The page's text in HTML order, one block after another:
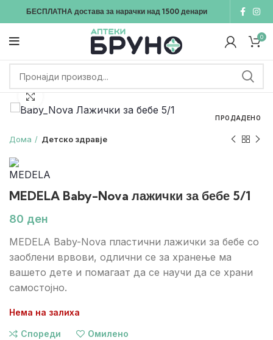
БЕСПЛАТНА доставаза нарачки над 1500денари
0
ПРОДАДЕНО
Дома Детско здравје
MEDELA Baby-Nova лажички за бебе 5/1
ден
MEDELA Baby-Nova пластични лажички за бебе со
заоблени врвови, одлични се за хранење ма
вашето дете и помагаат да се научи да се храни
самостојно.
Нема на залиха
Спореди Омилено